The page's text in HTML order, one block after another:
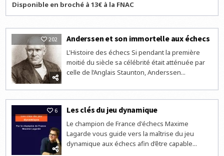
Disponible en broché à 13€ à la FNAC
202 Anderssen et son immortelle aux échecs
L'Histoire des échecs Si pendant la première
moitié du siècle sa célébrité était atténuée par
celle de l’Anglais Staunton, Anderssen...
6 Les clés du jeu dynamique
Le champion de France d'échecs Maxime
Lagarde vous guide vers la maîtrise du jeu
dynamique aux échecs afin d’être capable...